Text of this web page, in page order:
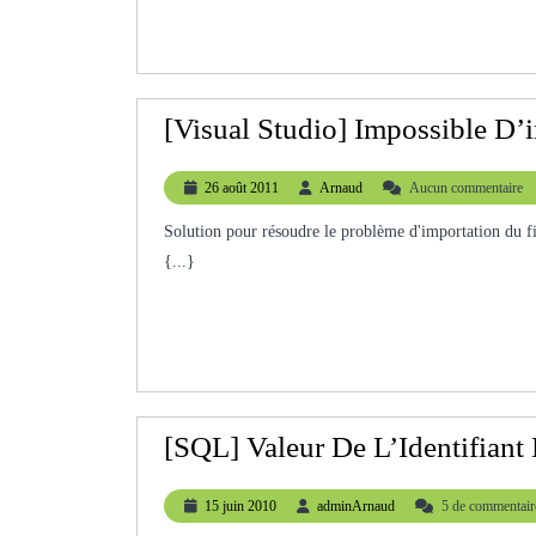
[Visual Studio] Impossible
26 août 2011
26
août
2011
Arnaud ArnaudAucun commentaire
Solution pour résoudre le problème d'importation du fichier clé lors de l'ouverture d'une solution avec Visual Studio.
{...}
[SQL] Valeur De L’Identifiant
15 juin 2010
15
juin
adminArnaud adminArnaud
5 de